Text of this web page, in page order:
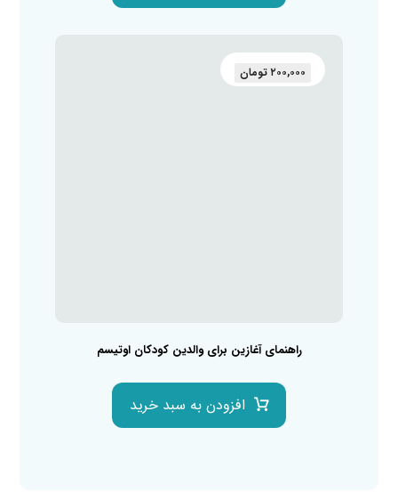
راهنمای آغازین برای والدین کودکان اوتیسم
۲۰۰,۰۰۰ تومان
افزودن به سبد خرید